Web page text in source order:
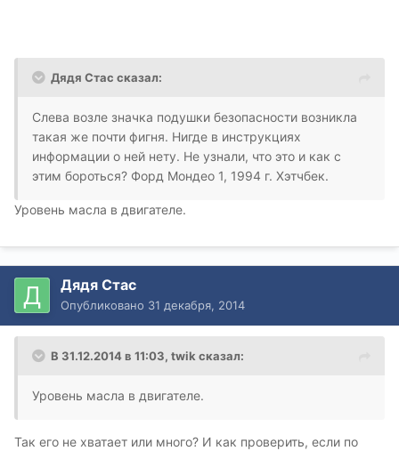
Дядя Стас сказал:
Слева возле значка подушки безопасности возникла
такая же почти фигня. Нигде в инструкциях
информации о ней нету. Не узнали, что это и как с
этим бороться? Форд Мондео 1, 1994 г. Хэтчбек.
Уровень масла в двигателе.
Дядя Стас
Опубликовано 31 декабря, 2014
В 31.12.2014 в 11:03, twik сказал:
Уровень масла в двигателе.
Так его не хватает или много? И как проверить, если по